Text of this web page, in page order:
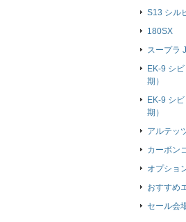
S13 シル
180SX
スープラ
EK-9 シ
期）
EK-9 シ
期）
アルテッ
カーボン
オプショ
おすすめ
セール会